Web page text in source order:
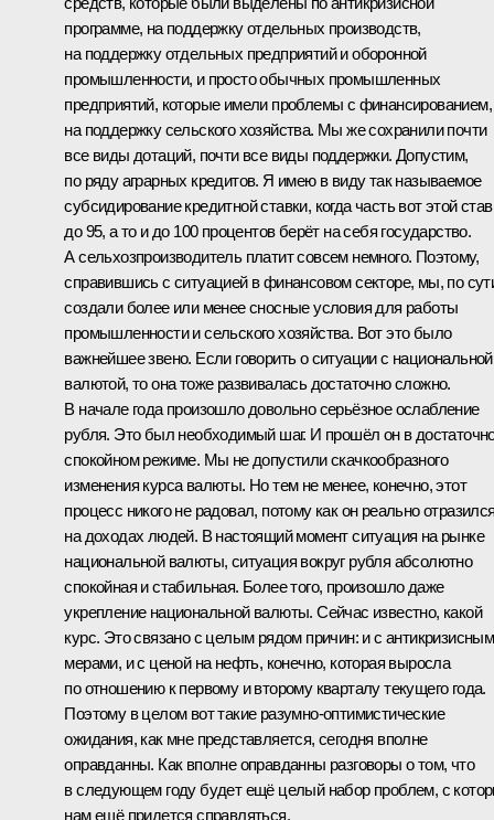
программе, на поддержку отдельных производств,
на поддержку отдельных предприятий и оборонной
промышленности, и просто обычных промышленных
предприятий, которые имели проблемы с финансированием,
на поддержку сельского хозяйства. Мы же сохранили почти
все виды дотаций, почти все виды поддержки. Допустим,
по ряду аграрных кредитов. Я имею в виду так называемое
субсидирование кредитной ставки, когда часть вот этой
до 95, а то и до 100 процентов берёт на себя государство.
А сельхозпроизводитель платит совсем немного. Поэтому,
справившись с ситуацией в финансовом секторе, мы, по
создали более или менее сносные условия для работы
промышленности и сельского хозяйства. Вот это было
важнейшее звено. Если говорить о ситуации с национальной
валютой, то она тоже развивалась достаточно сложно.
В начале года произошло довольно серьёзное ослабление
рубля. Это был необходимый шаг. И прошёл он в
спокойном режиме. Мы не допустили скачкообразного
изменения курса валюты. Но тем не менее, конечно, этот
процесс никого не радовал, потому как он реально
на доходах людей. В настоящий момент ситуация на рынке
национальной валюты, ситуация вокруг рубля абсолютно
спокойная и стабильная. Более того, произошло даже
укрепление национальной валюты. Сейчас известно, какой
курс. Это связано с целым рядом причин: и с
мерами, и с ценой на нефть, конечно, которая выросла
по отношению к первому и второму кварталу текущего года.
Поэтому в целом вот такие разумно-оптимистические
ожидания, как мне представляется, сегодня вполне
оправданны. Как вполне оправданны разговоры о том, что
в следующем году будет ещё целый набор проблем, с
нам ещё придется справляться.